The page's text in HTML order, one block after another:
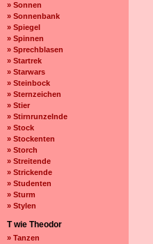
» Sonnen
» Sonnenbank
» Spiegel
» Spinnen
» Sprechblasen
» Startrek
» Starwars
» Steinbock
» Sternzeichen
» Stier
» Stirnrunzelnde
» Stock
» Stockenten
» Storch
» Streitende
» Strickende
» Studenten
» Sturm
» Stylen
T wie Theodor
» Tanzen